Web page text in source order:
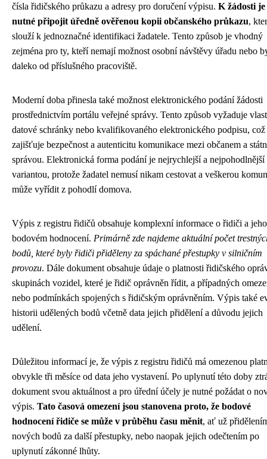
čísla řidičského průkazu a adresy pro doručení výpisu. K žádosti je
nutné připojit úředně ověřenou kopii občanského průkazu,
slouží k jednoznačné identifikaci žadatele. Tento způsob je vhodný
zejména pro ty, kteří nemají možnost osobní návštěvy úřadu nebo
daleko od příslušného pracoviště.
Moderní doba přinesla také možnost elektronického podání žádosti
prostřednictvím portálu veřejné správy. Tento způsob vyžaduje
datové schránky nebo kvalifikovaného elektronického podpisu, což
zajišťuje bezpečnost a autenticitu komunikace mezi občanem a
správou. Elektronická forma podání je nejrychlejší a nejpohodlnější
variantou, protože žadatel nemusí nikam cestovat a veškerou
může vyřídit z pohodlí domova.
Výpis z registru řidičů obsahuje komplexní informace o řidiči a jeho
bodovém hodnocení. Primárně zde najdeme aktuální počet
bodů, které byly řidiči přiděleny za spáchané přestupky v silničním
provozu. Dále dokument obsahuje údaje o platnosti řidičského
skupinách vozidel, které je řidič oprávněn řídit, a případných
nebo podmínkách spojených s řidičským oprávněním. Výpis také
historii udělených bodů včetně data jejich přidělení a důvodu jejich
udělení.
Důležitou informací je, že výpis z registru řidičů má omezenou
obvykle tři měsíce od data jeho vystavení. Po uplynutí této doby
dokument svou aktuálnost a pro úřední účely je nutné požádat o
výpis. Tato časová omezení jsou stanovena proto, že bodové
hodnocení řidiče se může v průběhu času měnit, ať už
nových bodů za další přestupky, nebo naopak jejich odečtením po
uplynutí zákonné lhůty.